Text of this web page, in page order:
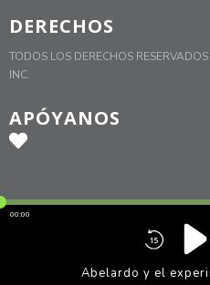
DERECHOS
TODOS LOS DERECHOS
INC.
APÓYANOS
Abelardo y el
15
00:00